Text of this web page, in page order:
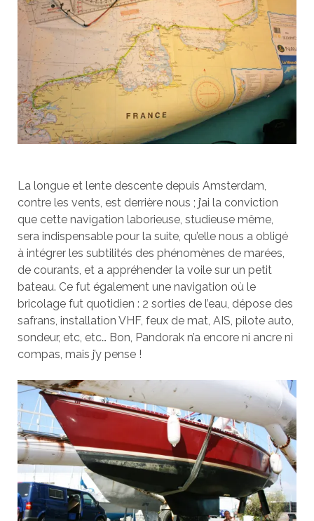
La longue et lente descente depuis Amsterdam,
contre les vents, est derrière nous ; j’ai la conviction
que cette navigation laborieuse, studieuse même,
sera indispensable pour la suite, qu’elle nous a obligé
à intégrer les subtilités des phénomènes de marées,
de courants, et a appréhender la voile sur un petit
bateau. Ce fut également une navigation où le
bricolage fut quotidien : 2 sorties de l’eau, dépose des
safrans, installation VHF, feux de mat, AIS, pilote auto,
sondeur, etc, etc… Bon, Pandorak n’a encore ni ancre ni
compas, mais j’y pense !